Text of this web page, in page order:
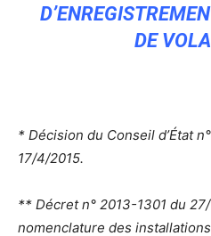
DE
* Décision du Conseil d’État
17/4/2015.
** Décret n° 2013-1301 du
nomenclature des